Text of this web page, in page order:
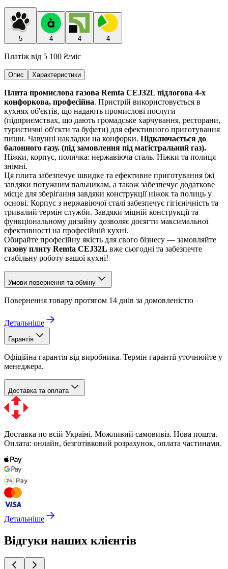
5 4 4 4
Платіж від 5 100 ₴/міс
Опис Характеристики
Плита промислова газова Remta CEJ32L підлогова 4-х
конфоркова, професійна. Пристрій використовується в
кухнях об'єктів, що надають промислові послуги
(підприємствах, що дають громадське харчування, ресторани,
туристичні об'єкти та буфети) для ефективного приготування
пиши. Чавунні накладки на конфорки. Підключається до
балонного газу. (під замовлення під магістральний газ).
Ніжки, корпус, поличка: нержавіюча сталь. Ніжки та полиця
знімні.
Ця плита забезпечує швидке та ефективне приготування їжі
завдяки потужним пальникам, а також забезпечує додаткове
місце для зберігання завдяки конструкції ніжок та полиць у
основі. Корпус з нержавіючої сталі забезпечує гігієнічність та
тривалий термін служби. Завдяки міцній конструкції та
функціональному дизайну дозволяє досягти максимальної
ефективності на професійній кухні.
Обирайте професійну якість для свого бізнесу — замовляйте
газову плиту Remta CEJ32L вже сьогодні та забезпечте
стабільну роботу вашої кухні!
Умови повернення та обміну
Повернення товару протягом 14 днів за домовленістю
Детальніше
Гарантія
Офіційна гарантія від виробника. Термін гарантії уточнюйте у
менеджера.
Доставка та оплата
Доставка по всій Україні. Можливий самовивіз. Нова пошта.
Оплата: онлайн, безготівковий розрахунок, оплата частинами.
Детальніше
Відгуки наших клієнтів